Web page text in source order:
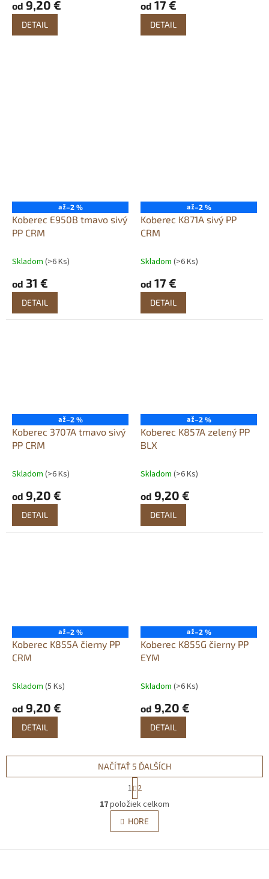
od 9,20 €
DETAIL
od 17 €
DETAIL
až–2 %
Koberec E950B tmavo sivý
PP CRM
Skladom (>6 Ks)
od 31 €
DETAIL
až–2 %
Koberec K871A sivý PP
CRM
Skladom (>6 Ks)
od 17 €
DETAIL
až–2 %
Koberec 3707A tmavo sivý
PP CRM
Skladom (>6 Ks)
od 9,20 €
DETAIL
až–2 %
Koberec K857A zelený PP
BLX
Skladom (>6 Ks)
od 9,20 €
DETAIL
až–2 %
Koberec K855A čierny PP
CRM
Skladom (5 Ks)
od 9,20 €
DETAIL
až–2 %
Koberec K855G čierny PP
EYM
Skladom (>6 Ks)
od 9,20 €
DETAIL
O
v
l
á
NAČÍTAŤ 5 ĎALŠÍCH
S
t
r
á
n
k
v
1 2
17položiek celkom
HORE